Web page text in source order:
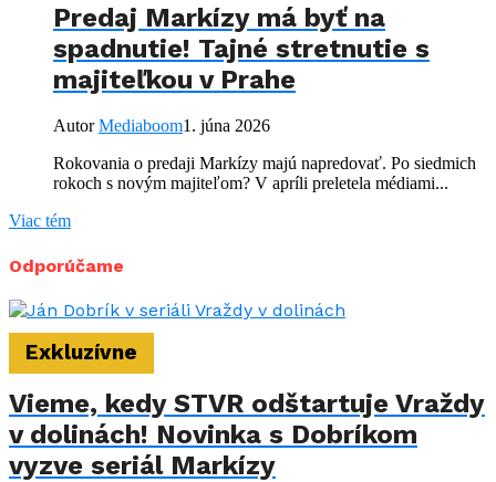
Predaj Markízy má byť na
spadnutie! Tajné stretnutie s
majiteľkou v Prahe
AutorMediaboom1. júna 2026
Rokovania o predaji Markízy majú napredovať. Po siedmich
rokoch s novým majiteľom? V apríli preletela médiami...
Viac tém
Odporúčame
Exkluzívne
Vieme, kedy STVR odštartuje Vraždy
v dolinách! Novinka s Dobríkom
vyzve seriál Markízy